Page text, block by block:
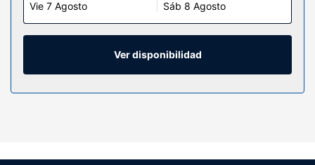
180 habitaciones con decoraciones diferentes, equipadas
con máquina de café espresso y Smart TV. La conexión
wifi gratis te mantendrá en contacto con los tuyos.
Además, podrás disfrutar de canales digitales. El baño
privado con ducha y bañera combinadas está provisto de
Relájate en el spa completo, que ofrece masajes,
Vie 7 Agosto Sáb 8 Agosto
Ver disponibilidad